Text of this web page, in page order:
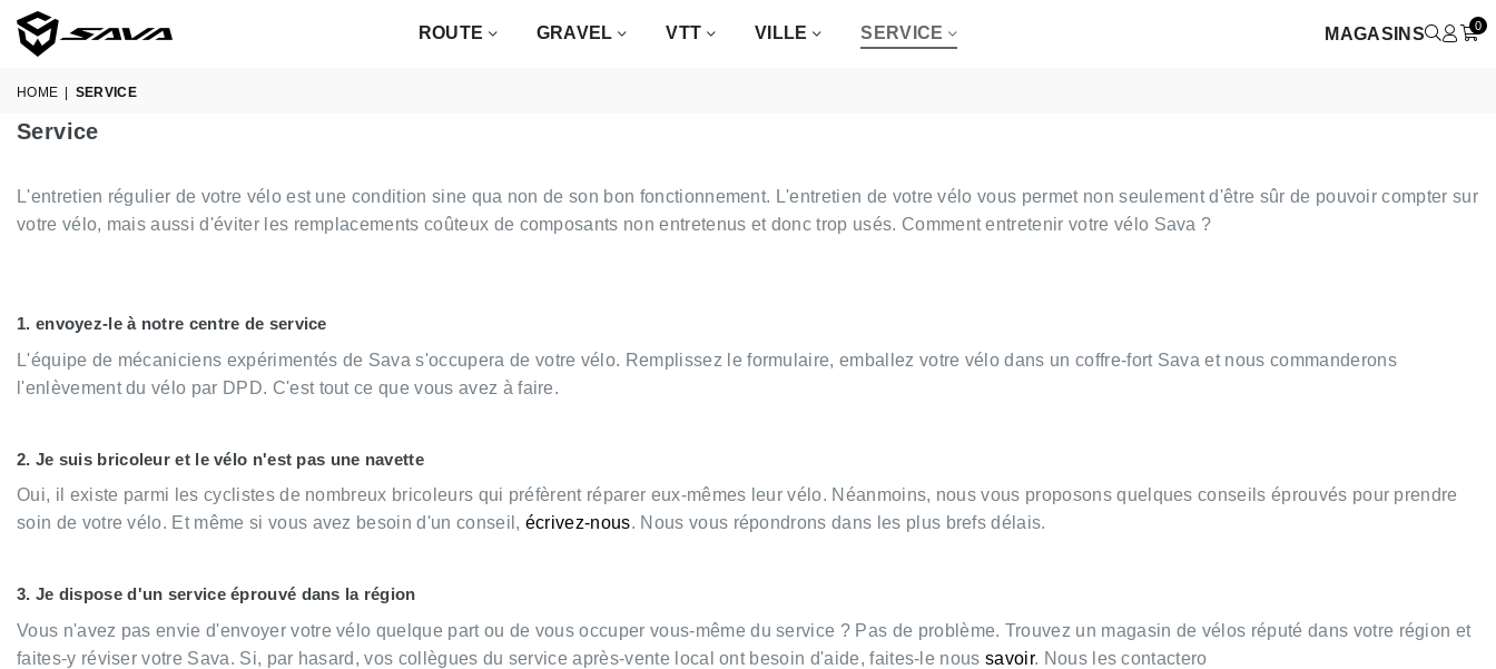
BICYCLES
ROUTE GRAVEL VTT VILLE SERVICE MAGASINS 0
HOME SERVICE
Service
L'entretien régulier de votre vélo est une condition sine qua non de son bon fonctionnement. L'entretien de votre vélo vous permet non seulement d'être sûr de pouvoir compter sur
votre vélo, mais aussi d'éviter les remplacements coûteux de composants non entretenus et donc trop usés. Comment entretenir votre vélo Sava ?
1. envoyez-le à notre centre de service
L'équipe de mécaniciens expérimentés de Sava s'occupera de votre vélo. Remplissez le formulaire, emballez votre vélo dans un coffre-fort Sava et nous commanderons
l'enlèvement du vélo par DPD. C'est tout ce que vous avez à faire.
2. Je suis bricoleur et le vélo n'est pas une navette
Oui, il existe parmi les cyclistes de nombreux bricoleurs qui préfèrent réparer eux-mêmes leur vélo. Néanmoins, nous vous proposons quelques conseils éprouvés pour prendre
soin de votre vélo. Et même si vous avez besoin d'un conseil, écrivez-nous. Nous vous répondrons dans les plus brefs délais.
3. Je dispose d'un service éprouvé dans la région
Vous n'avez pas envie d'envoyer votre vélo quelque part ou de vous occuper vous-même du service ? Pas de problème. Trouvez un magasin de vélos réputé dans votre région et
faites-y réviser votre Sava. Si, par hasard, vos collègues du service après-vente local ont besoin d'aide, faites-le noussavoir. Nous les contactero